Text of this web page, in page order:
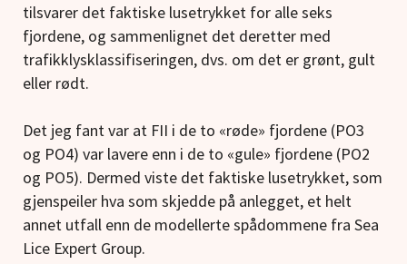
tilsvarer det faktiske lusetrykket for alle seks
fjordene, og sammenlignet det deretter med
trafikklysklassifiseringen, dvs. om det er grønt, gult
eller rødt.
Det jeg fant var at FII i de to «røde» fjordene (PO3
og PO4) var lavere enn i de to «gule» fjordene (PO2
og PO5). Dermed viste det faktiske lusetrykket, som
gjenspeiler hva som skjedde på anlegget, et helt
annet utfall enn de modellerte spådommene fra Sea
Lice Expert Group.